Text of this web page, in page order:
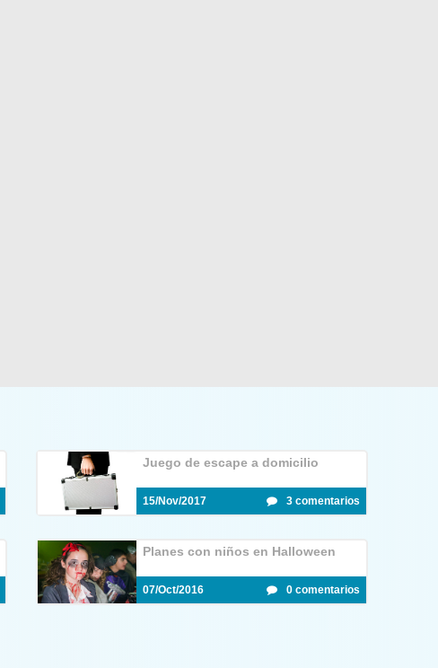
Juego de escape a domicilio
15/Nov/2017 3 comentarios
Planes con niños en Halloween
07/Oct/2016 0 comentarios